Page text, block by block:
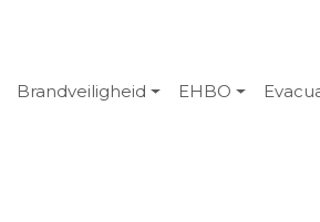
Brandveiligheid EHBO